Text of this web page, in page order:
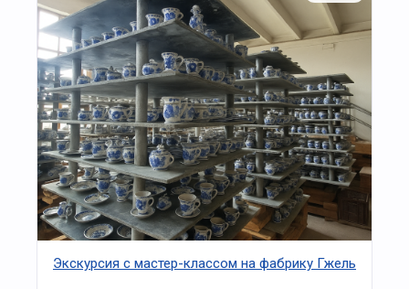
Экскурсия с мастер-классом на фабрику Гжель